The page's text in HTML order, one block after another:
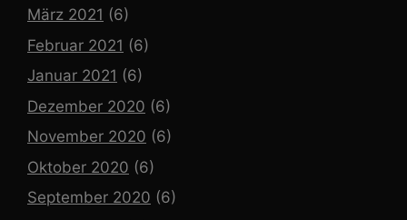
März 2021 (6)
Februar 2021 (6)
Januar 2021 (6)
Dezember 2020 (6)
November 2020 (6)
Oktober 2020 (6)
September 2020 (6)